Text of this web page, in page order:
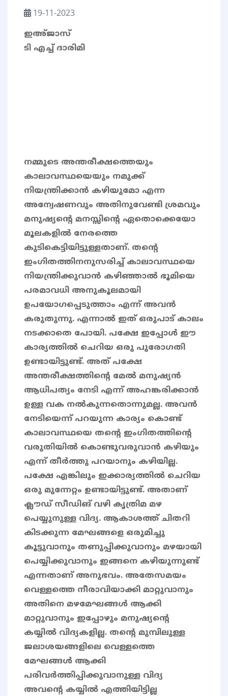
19-11-2023
ഇഅ്ജാസ്
ടി എച്ച് ദാരിമി
നമ്മുടെ അന്തരീക്ഷത്തെയും
കാലാവസ്ഥയെയും നമുക്ക്
നിയന്ത്രിക്കാൻ കഴിയുമോ എന്ന
അന്വേഷണവും അതിനുവേണ്ടി ശ്രമവും
മനുഷ്യന്റെ മനസ്സിന്റെ ഏതൊക്കെയോ
മൂലകളിൽ നേരത്തെ
കുടികെട്ടിയിട്ടുള്ളതാണ്. തന്റെ
ഇംഗിതത്തിനനുസരിച്ച് കാലാവസ്ഥയെ
നിയന്ത്രിക്കുവാൻ കഴിഞ്ഞാൽ ഭൂമിയെ
പരമാവധി അനുകൂലമായി
ഉപയോഗപ്പെടുത്താം എന്ന് അവൻ
കരുതുന്നു. എന്നാൽ ഇത് ഒരുപാട് കാലം
നടക്കാതെ പോയി. പക്ഷേ ഇപ്പോൾ ഈ
കാര്യത്തിൽ ചെറിയ ഒരു പുരോഗതി
ഉണ്ടായിട്ടുണ്ട്. അത് പക്ഷേ
അന്തരീക്ഷത്തിന്റെ മേൽ മനുഷ്യൻ
ആധിപത്യം നേടി എന്ന് അഹങ്കരിക്കാൻ
ഉള്ള വക നൽകുന്നതൊന്നുമല്ല. അവൻ
നേടിയെന്ന് പറയുന്ന കാര്യം കൊണ്ട്
കാലാവസ്ഥയെ തന്റെ ഇംഗിതത്തിന്റെ
വരുതിയിൽ കൊണ്ടുവരുവാൻ കഴിയും
എന്ന് തീർത്തു പറയാനും കഴിയില്ല.
പക്ഷേ എങ്കിലും ഇക്കാര്യത്തിൽ ചെറിയ
ഒരു മുന്നേറ്റം ഉണ്ടായിട്ടുണ്ട്. അതാണ്
ക്ലൗഡ് സീഡിങ് വഴി കൃത്രിമ മഴ
പെയ്യുനുള്ള വിദ്യ. ആകാശത്ത് ചിതറി
കിടക്കുന്ന മേഘങ്ങളെ ഒരുമിച്ചു
കൂട്ടുവാനും തണുപ്പിക്കുവാനും മഴയായി
പെയ്യിക്കുവാനും ഇങ്ങനെ കഴിയുന്നുണ്ട്
എന്നതാണ് അനുഭവം. അതേസമയം
വെള്ളത്തെ നീരാവിയാക്കി മാറ്റുവാനും
അതിനെ മഴമേഘങ്ങൾ ആക്കി
മാറ്റുവാനും ഇപ്പോഴും മനുഷ്യന്റെ
കയ്യിൽ വിദ്യകളില്ല. തന്റെ മുമ്പിലുള്ള
ജലാശയങ്ങളിലെ വെള്ളത്തെ
മേഘങ്ങൾ ആക്കി
പരിവർത്തിപ്പിക്കുവാനുള്ള വിദ്യ
അവന്റെ കയ്യിൽ എത്തിയിട്ടില്ല